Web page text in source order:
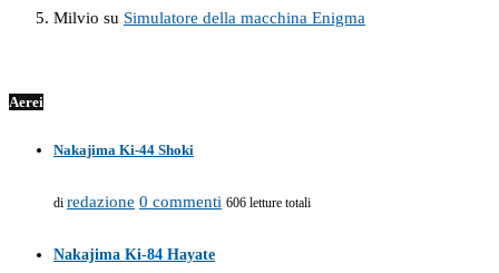
Milvio su Simulatore della macchina Enigma
Aerei
Nakajima Ki-44 Shoki
di redazione 0 commenti 606 letture totali
Nakajima Ki-84 Hayate